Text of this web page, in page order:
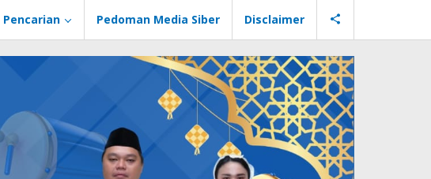
Pencarian Pedoman Media Siber Disclaimer